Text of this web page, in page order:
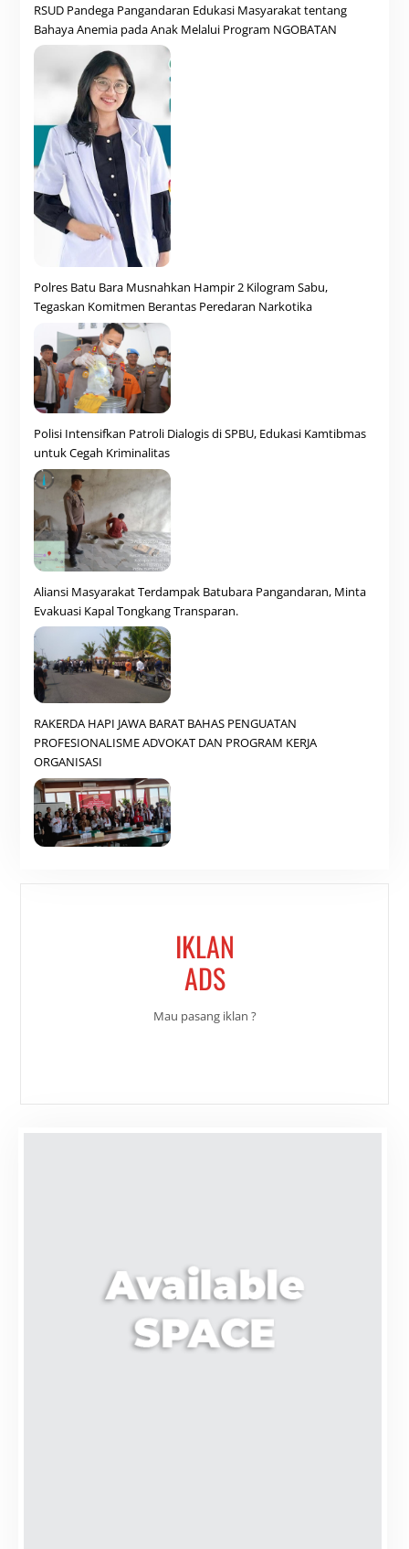
RSUD Pandega Pangandaran Edukasi Masyarakat tentang
Bahaya Anemia pada Anak Melalui Program NGOBATAN
Polres Batu Bara Musnahkan Hampir 2 Kilogram Sabu,
Tegaskan Komitmen Berantas Peredaran Narkotika
Polisi Intensifkan Patroli Dialogis di SPBU, Edukasi Kamtibmas
untuk Cegah Kriminalitas
Aliansi Masyarakat Terdampak Batubara Pangandaran, Minta
Evakuasi Kapal Tongkang Transparan.
RAKERDA HAPI JAWA BARAT BAHAS PENGUATAN
PROFESIONALISME ADVOKAT DAN PROGRAM KERJA
ORGANISASI
IKLAN
ADS
Mau pasang iklan ?